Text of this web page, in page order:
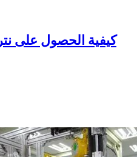
كيفية الحصول على